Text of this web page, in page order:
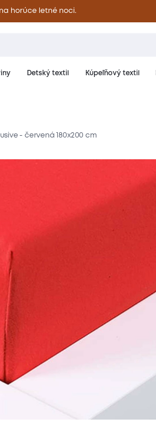
horúce letné noci.
Detský textil Kúpeľňový textil
Materiál a starostlivosť
- červená 180x200 cm